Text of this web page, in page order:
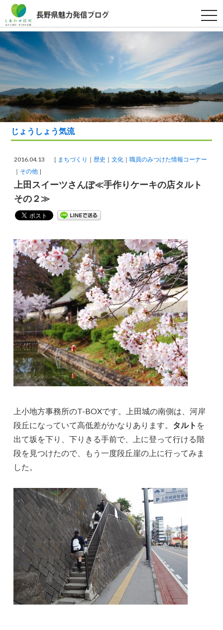
t
o
g
l
e
n
a
g
a
t
o
じょうしょう気流
2016.04.13 ［ まちづくり 歴史 文化
職員のみつけた情報コーナー
その他 ］
上田スイーツさんぽ≪手作りケーキの店タルト
その２≫
上小地方事務所のT-BOXです。上田城の南側は、河岸
段丘になっていて高低差がかなりあります。 タルト を
出て坂を下り、下りきる手前で、上に登って行ける階
段を見つけたので、もう一度段丘崖の上に行ってみま
した。